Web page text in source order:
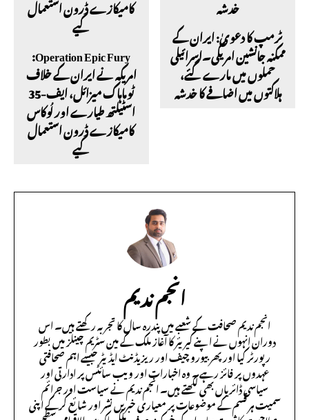
Operation Epic Fury:
امریکہ نے ایران کے خلاف
ٹوماہاک میزائل، ایف-35
اسٹیلتھ طیارے اور لُوکاس
کامیکازے ڈرون استعمال
کیے
ٹرمپ کا دعویٰ: ایران کے
ممکنہ جانشین امریکی۔اسرائیلی
حملوں میں مارے گئے،
ہلاکتوں میں اضافے کا خدشہ
انجم ندیم
انجم ندیم صحافت کے شعبے میں پندرہ سال کا تجربہ رکھتے ہیں۔ اس
دوران انہوں نے اپنے کیریئر کا آغاز ملک کے مین سٹریم چینلز میں بطور
رپورٹر کیا اور پھر بیورو چیف اور ریزیڈنٹ ایڈیٹر جیسے اہم صحافتی
عہدوں پر فائز رہے۔ وہ اخبارات اور ویب سائٹس پر ادارتی اور
سیاسی ڈائریاں بھی لکھتے ہیں۔ انجم ندیم نے سیاست اور جرائم
سمیت ہر قسم کے موضوعات پر معیاری خبریں نشر اور شائع کرکے اپنی